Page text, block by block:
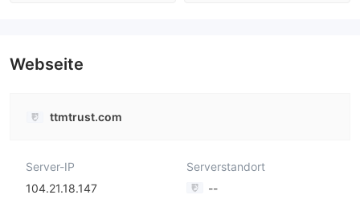
Webseite
ttmtrust.com
Server-IP
104.21.18.147
Serverstandort
--